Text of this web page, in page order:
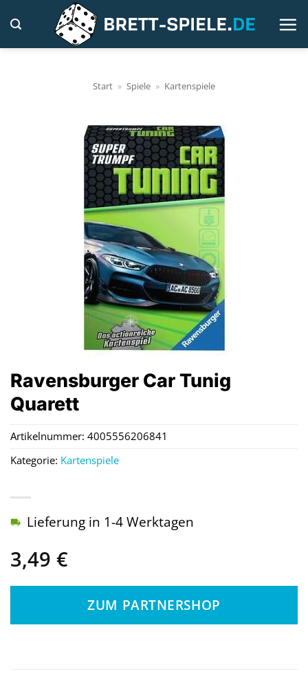
Inhalt
springen
Start » Spiele » Kartenspiele
Ravensburger Car Tunig
Quarett
3,49 €
Lieferung in 1-4 Werktagen
ZUM PARTNERSHOP
Artikelnummer: 4005556206841
Kategorie: Kartenspiele